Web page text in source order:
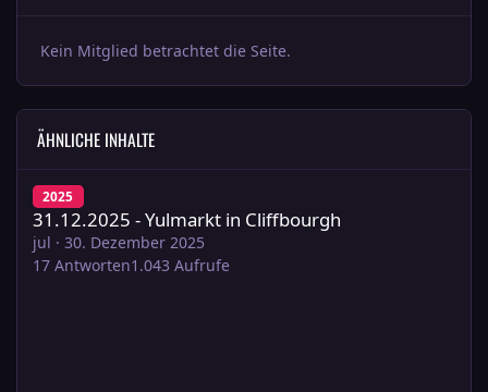
Kein Mitglied betrachtet die Seite.
ÄHNLICHE INHALTE
31.12.2025 - Yulmarkt in Cliffbourgh
2025
31.12.2025 - Yulmarkt in Cliffbourgh
jul · 30. Dezember 2025
17 Antworten1.043 Aufrufe